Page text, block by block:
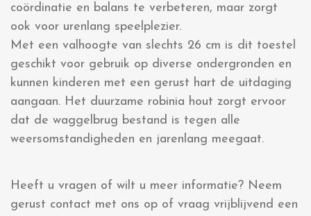
coördinatie en balans te verbeteren, maar zorgt
ook voor urenlang speelplezier.
Met een valhoogte van slechts 26 cm is dit toestel
geschikt voor gebruik op diverse ondergronden en
kunnen kinderen met een gerust hart de uitdaging
aangaan. Het duurzame robinia hout zorgt ervoor
dat de waggelbrug bestand is tegen alle
weersomstandigheden en jarenlang meegaat.
Heeft u vragen of wilt u meer informatie? Neem
gerust contact met ons op of vraag vrijblijvend een